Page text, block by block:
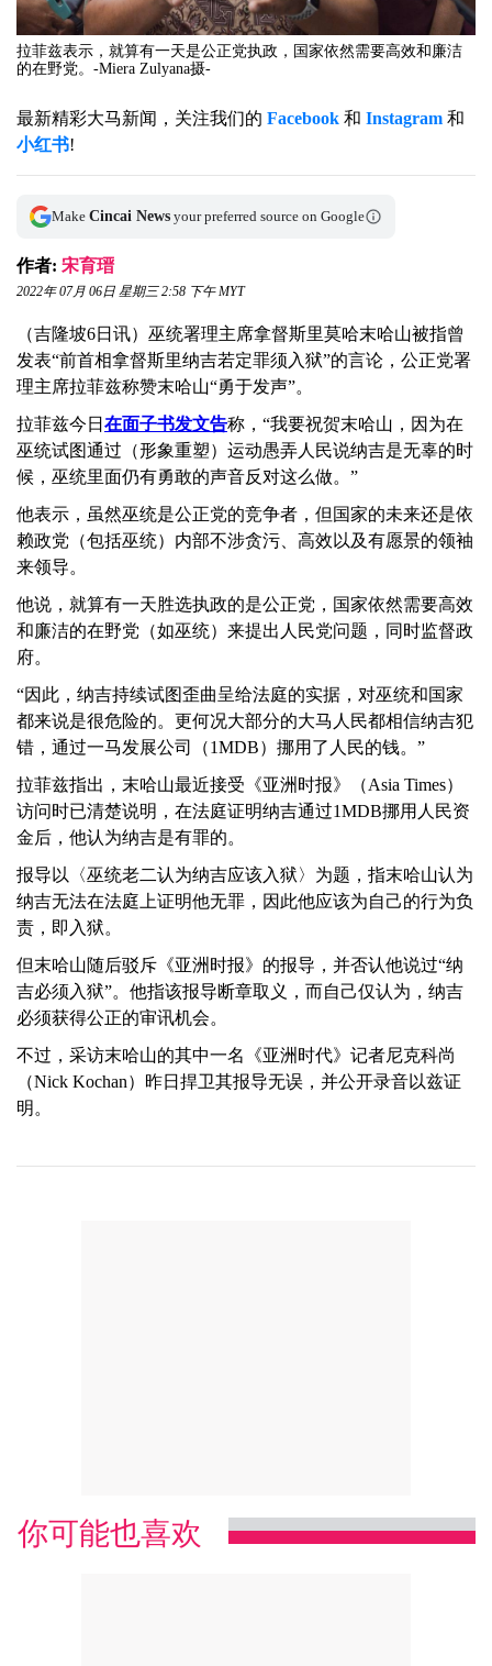
拉菲兹表示，就算有一天是公正党执政，国家依然需要高效和廉洁
的在野党。-Miera Zulyana摄-
最新精彩大马新闻，关注我们的 Facebook 和 Instagram 和
小红书!
Make Cincai News your preferred source on Google
作者: 宋育瑨
2022年 07月 06日 星期三 2:58 下午 MYT
（吉隆坡6日讯）巫统署理主席拿督斯里莫哈末哈山被指曾
发表“前首相拿督斯里纳吉若定罪须入狱”的言论，公正党署
理主席拉菲兹称赞末哈山“勇于发声”。
拉菲兹今日 在面子书发文告称，“我要祝贺末哈山，因为在
巫统试图通过（形象重塑）运动愚弄人民说纳吉是无辜的时
候，巫统里面仍有勇敢的声音反对这么做。”
他表示，虽然巫统是公正党的竞争者，但国家的未来还是依
赖政党（包括巫统）内部不涉贪污、高效以及有愿景的领袖
来领导。
他说，就算有一天胜选执政的是公正党，国家依然需要高效
和廉洁的在野党（如巫统）来提出人民党问题，同时监督政
府。
“因此，纳吉持续试图歪曲呈给法庭的实据，对巫统和国家
都来说是很危险的。更何况大部分的大马人民都相信纳吉犯
错，通过一马发展公司（1MDB）挪用了人民的钱。”
拉菲兹指出，末哈山最近接受《亚洲时报》（Asia Times）
访问时已清楚说明，在法庭证明纳吉通过1MDB挪用人民资
金后，他认为纳吉是有罪的。
报导以〈巫统老二认为纳吉应该入狱〉为题，指末哈山认为
纳吉无法在法庭上证明他无罪，因此他应该为自己的行为负
责，即入狱。
但末哈山随后驳斥《亚洲时报》的报导，并否认他说过“纳
吉必须入狱”。他指该报导断章取义，而自己仅认为，纳吉
必须获得公正的审讯机会。
不过，采访末哈山的其中一名《亚洲时代》记者尼克科尚
（Nick Kochan）昨日捍卫其报导无误，并公开录音以兹证
明。
你可能也喜欢